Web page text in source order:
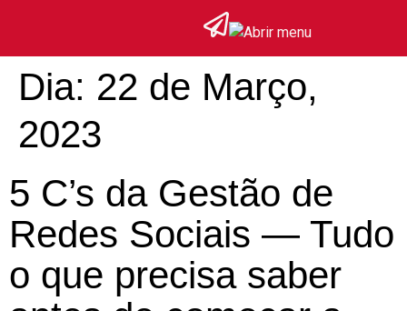
Dia: 22 de Março,
2023
5 C’s da Gestão de
Redes Sociais — Tudo
o que precisa saber